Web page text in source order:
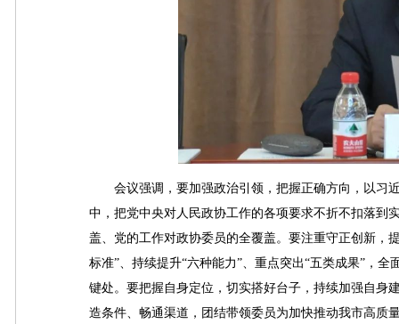
会议强调，要加强政治引领，把握正确方向，以习
中，把党中央对人民政协工作的各项要求不折不扣落到
盖、党的工作对政协委员的全覆盖。要注重守正创新，
标准”、持续提升“六种能力”、重点突出“五类成果”，
键处。要把握自身定位，切实搭好台子，持续加强自身
造条件、畅通渠道，团结带领委员为加快推动我市高质